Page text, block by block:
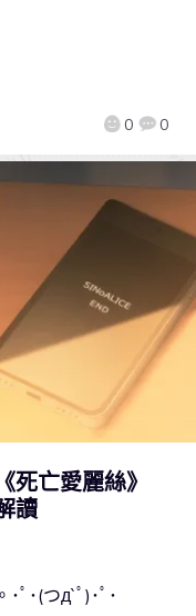
0 0
死亡愛麗絲》
讀
ﾟ･(つд`ﾟ)･ﾟ･